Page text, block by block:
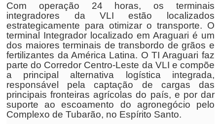
Com operação 24 horas, os terminais
integradores da VLI estão localizados
estrategicamente para otimizar o transporte. O
terminal Integrador localizado em Araguari é um
dos maiores terminais de transbordo de grãos e
fertilizantes da América Latina. O TI Araguari faz
parte do Corredor Centro-Leste da VLI e compõe
a principal alternativa logística integrada,
responsável pela captação de cargas das
principais fronteiras agrícolas do país, e por dar
suporte ao escoamento do agronegócio pelo
Complexo de Tubarão, no Espírito Santo.